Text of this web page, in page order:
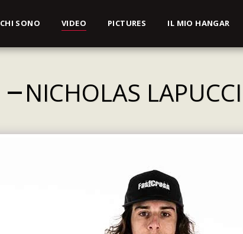
CHI SONO VIDEO PICTURES IL MIO HANGAR
NICHOLAS LAPUCCI